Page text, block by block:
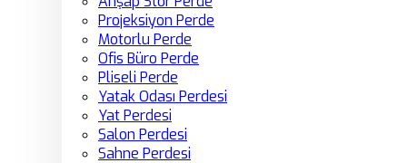
Projeksiyon Perde
Motorlu Perde
Ofis Büro Perde
Pliseli Perde
Yatak Odası Perdesi
Yat Perdesi
Salon Perdesi
Sahne Perdesi